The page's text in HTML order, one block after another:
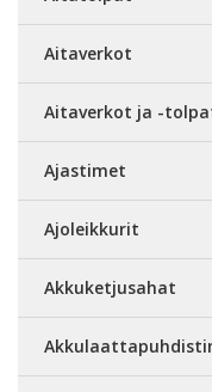
Aitaverkot
Aitaverkot ja -
Ajastimet
Ajoleikkurit
Akkuketjusahat